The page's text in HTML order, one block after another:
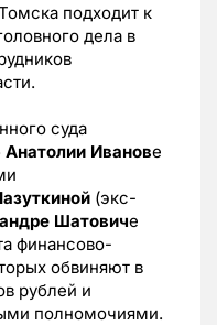
подходит к
дела в
суда
Анатолии Иванове
(экс-
Шатовиче
финансово-
обвиняют в
рублей и
полномочиями.